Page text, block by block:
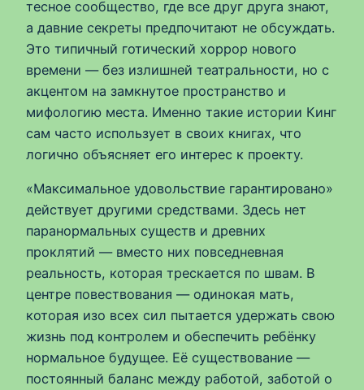
тесное сообщество, где все друг друга знают,
а давние секреты предпочитают не обсуждать.
Это типичный готический хоррор нового
времени — без излишней театральности, но с
акцентом на замкнутое пространство и
мифологию места. Именно такие истории Кинг
сам часто использует в своих книгах, что
логично объясняет его интерес к проекту.
«Максимальное удовольствие гарантировано»
действует другими средствами. Здесь нет
паранормальных существ и древних
проклятий — вместо них повседневная
реальность, которая трескается по швам. В
центре повествования — одинокая мать,
которая изо всех сил пытается удержать свою
жизнь под контролем и обеспечить ребёнку
нормальное будущее. Её существование —
постоянный баланс между работой, заботой о